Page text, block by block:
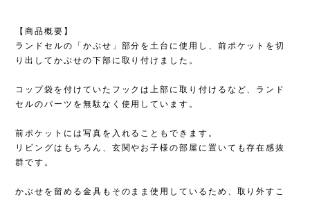
【商品概要】
ランドセルの「かぶせ」部分を土台に使用し、前ポケットを切
り出してかぶせの下部に取り付けました。
コップ袋を付けていたフックは上部に取り付けるなど、ランド
セルのパーツを無駄なく使用しています。
前ポケットには写真を入れることもできます。
リビングはもちろん、玄関やお子様の部屋に置いても存在感抜
群です。
かぶせを留める金具もそのまま使用しているため、取り外すこ